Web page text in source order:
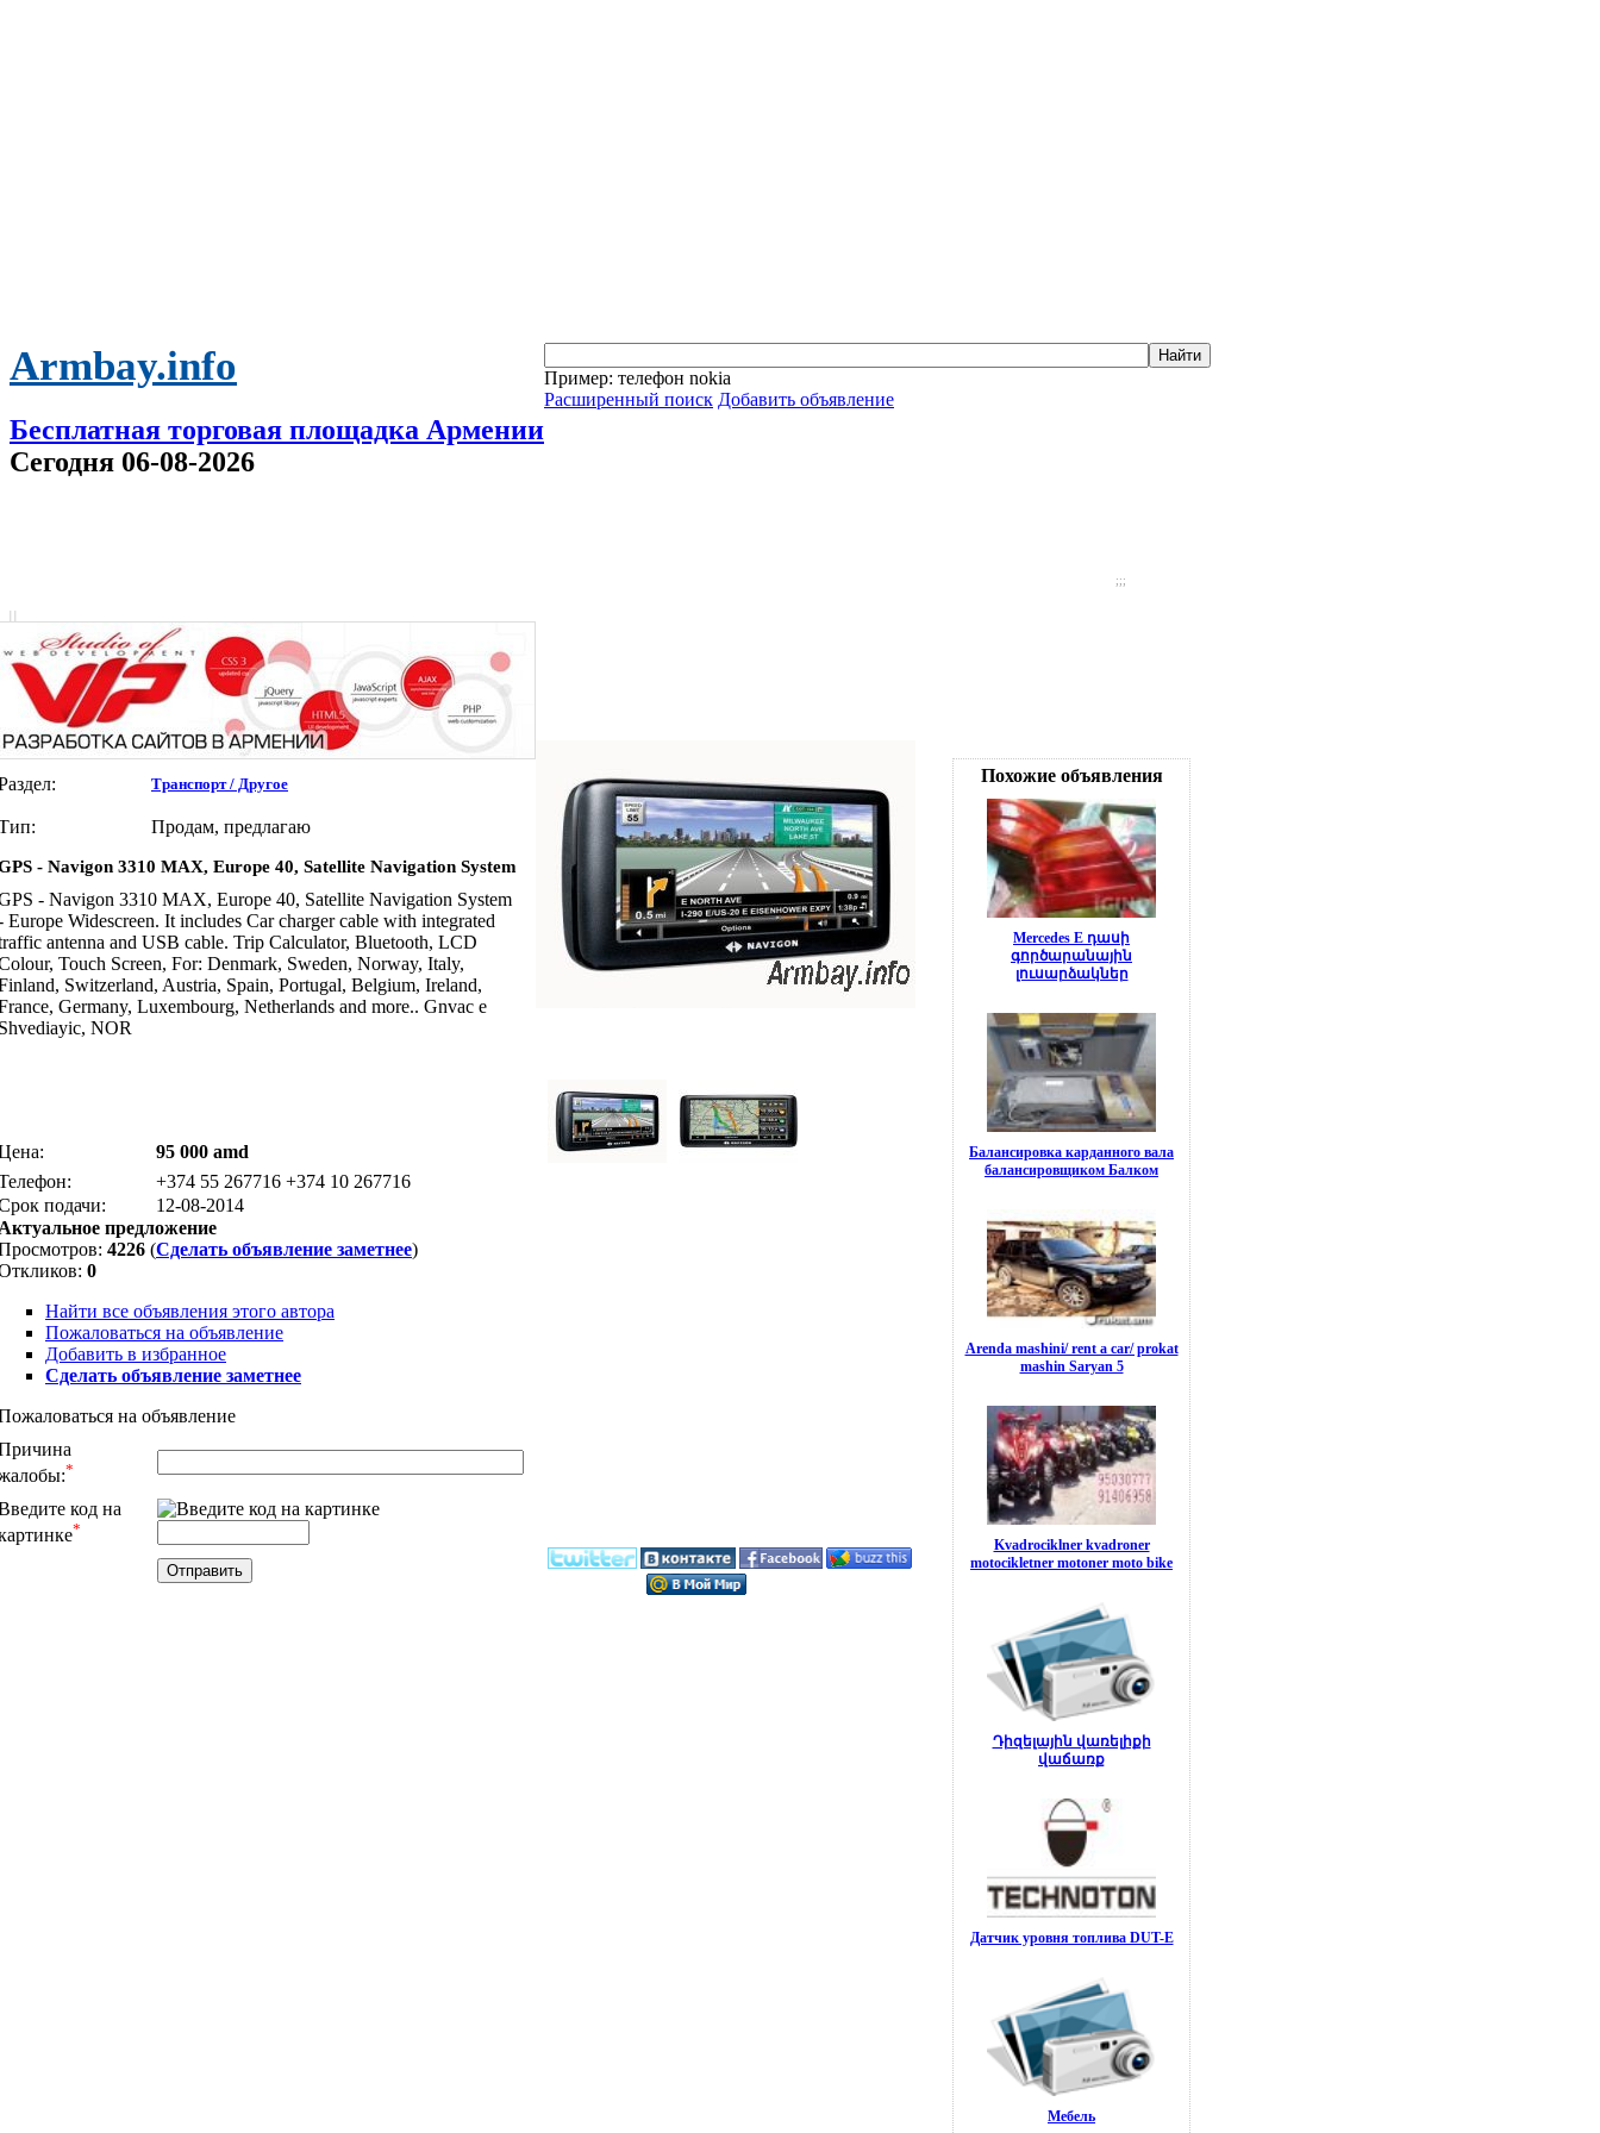
Armbay.info
Бесплатная торговая площадка Армении
Сегодня 06-08-2026
Пример: телефон nokia
Расширенный поиск Добавить объявление
;;;
Транспорт / Другое
Продам, предлагаю
- Navigon 3310 MAX, Europe 40, Satellite Navigation System
- Navigon 3310 MAX, Europe 40, Satellite Navigation System
Europe Widescreen. It includes Car charger cable with integrated
antenna and USB cable. Trip Calculator, Bluetooth, LCD
Touch Screen, For: Denmark, Sweden, Norway, Italy,
Switzerland, Austria, Spain, Portugal, Belgium, Ireland,
Germany, Luxembourg, Netherlands and more.. Gnvac e
NOR
95 000 amd
+374 55 267716 +374 10 267716
подачи:
12-08-2014
предложение
4226 (Сделать объявление заметнее)
0
Найти все объявления этого автора
Пожаловаться на объявление
Добавить в избранное
Сделать объявление заметнее
на объявление
*
код на
*
Похожие объявления
Mercedes E դասի
գործարանային
լուսարձակներ
Балансировка карданного вала
балансировщиком Балком
Arenda mashini/ rent a car/ prokat
mashin Saryan 5
Kvadrociklner kvadroner
motocikletner motoner moto bike
Դիզելային վառելիքի
վաճառք
Датчик уровня топлива DUT-E
Мебель